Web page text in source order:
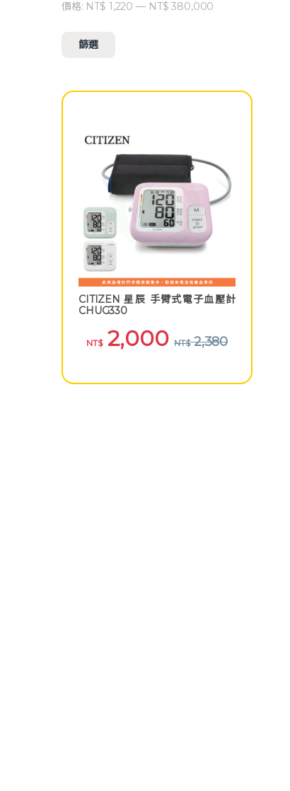
最低價格
最高價格
篩選
價格: NT$ 1,220 — NT$ 380,000
CITIZEN 星辰 手臂式電子血壓計
CHUG330
NT$2,000 NT$2,380